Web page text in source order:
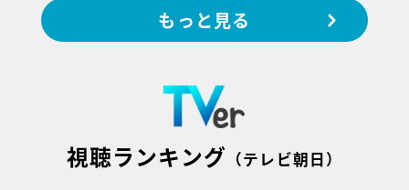
もっと見る
視聴ランキング （テレビ朝日）